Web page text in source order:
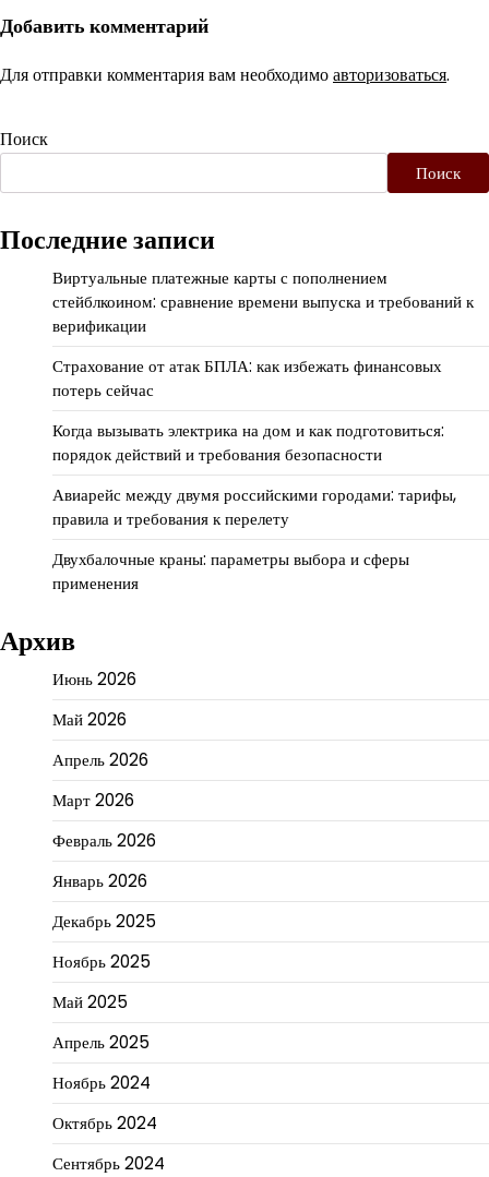
Добавить комментарий
Для отправки комментария вам необходимоавторизоваться.
Поиск
Поиск
Последние записи
Виртуальные платежные карты с пополнением
стейблкоином: сравнение времени выпуска и требований к
верификации
Страхование от атак БПЛА: как избежать финансовых
потерь сейчас
Когда вызывать электрика на дом и как подготовиться:
порядок действий и требования безопасности
Авиарейс между двумя российскими городами: тарифы,
правила и требования к перелету
Двухбалочные краны: параметры выбора и сферы
применения
Архив
Июнь 2026
Май 2026
Апрель 2026
Март 2026
Февраль 2026
Январь 2026
Декабрь 2025
Ноябрь 2025
Май 2025
Апрель 2025
Ноябрь 2024
Октябрь 2024
Сентябрь 2024